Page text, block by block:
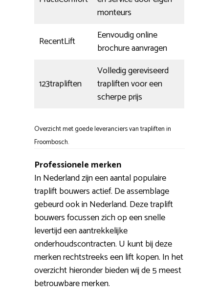
monteurs
RecentLift
Eenvoudig online
brochure aanvragen
123trapliften
Volledig gereviseerd
trapliften voor een
scherpe prijs
Overzicht met goede leveranciers van trapliften in
Froombosch.
Professionele merken
In Nederland zijn een aantal populaire
traplift bouwers actief. De assemblage
gebeurd ook in Nederland. Deze traplift
bouwers focussen zich op een snelle
levertijd een aantrekkelijke
onderhoudscontracten. U kunt bij deze
merken rechtstreeks een lift kopen. In het
overzicht hieronder bieden wij de 5 meest
betrouwbare merken.